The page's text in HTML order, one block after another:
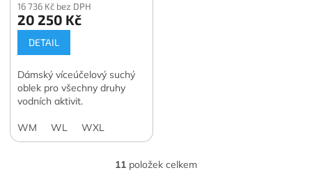
16 736 Kč bez DPH
20 250 Kč
DETAIL
Dámský víceúčelový suchý
oblek pro všechny druhy
vodních aktivit.
WM WL WXL
O
11 položek celkem